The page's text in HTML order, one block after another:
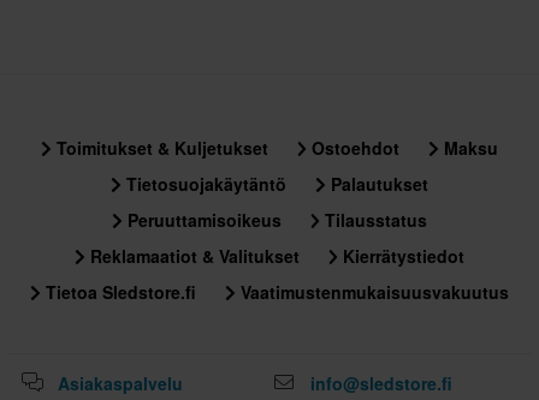
Toimitukset & Kuljetukset Ostoehdot
Maksu
Tietosuojakäytäntö
Palautukset
Peruuttamisoikeus
Tilausstatus
Reklamaatiot & Valitukset
Kierrätystiedot
Tietoa Sledstore.fi
Vaatimustenmukaisuusvakuutus
Asiakaspalvelu info@sledstore.fi